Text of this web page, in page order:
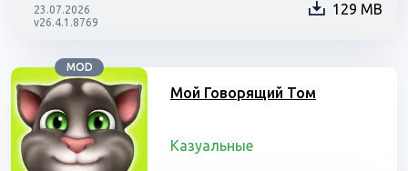
23.07.2026
v26.4.1.8769
129 MB
MOD
Мой Говорящий Том
Казуальные